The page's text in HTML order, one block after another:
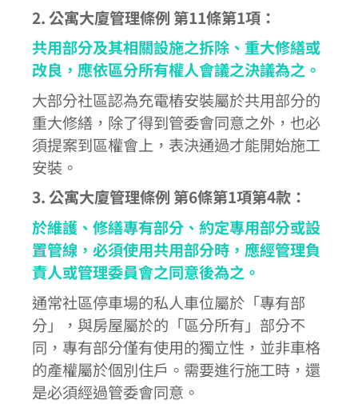
2. 公寓大廈管理條例 第11條第1項：
共用部分及其相關設施之拆除、重大修繕或
改良，應依區分所有權人會議之決議為之。
大部分社區認為充電樁安裝屬於共用部分的
重大修繕，除了得到管委會同意之外，也必
須提案到區權會上，表決通過才能開始施工
安裝。
3. 公寓大廈管理條例 第6條第1項第4款：
於維護、修繕專有部分、約定專用部分或設
置管線，必須使用共用部分時，應經管理負
責人或管理委員會之同意後為之。
通常社區停車場的私人車位屬於「專有部
分」，與房屋屬於的「區分所有」部分不
同，專有部分僅有使用的獨立性，並非車格
的產權屬於個別住戶。需要進行施工時，還
是必須經過管委會同意。